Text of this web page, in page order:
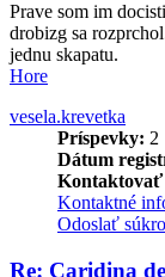
Prave som im
drobizg sa
jednu skapatu.
Hore
vesela.krevetka
Príspevky: 2
Dátum
Kontaktné
Odoslať
Re: Caridina